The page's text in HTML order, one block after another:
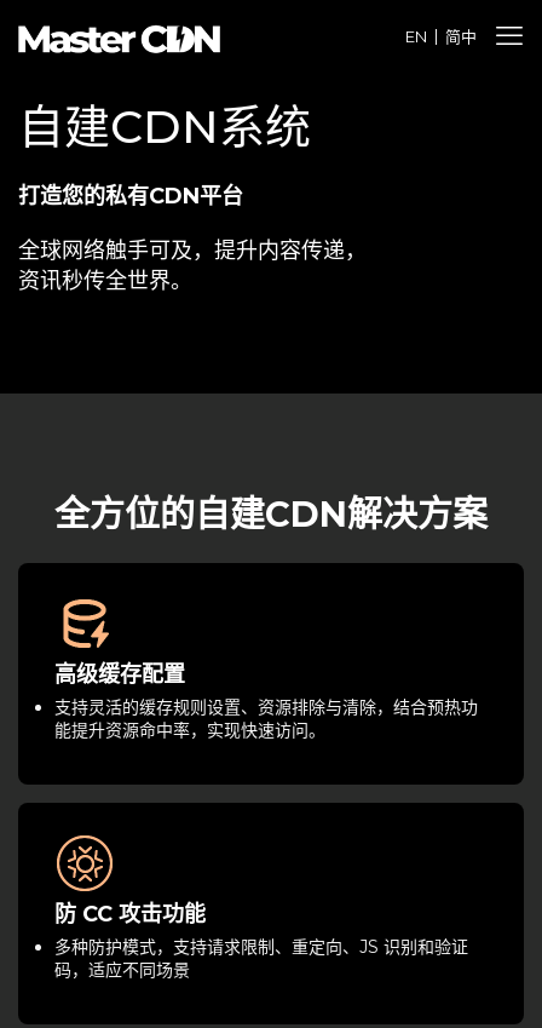
EN 简中
⾃建CDN系统
打造您的私有CDN平台
全球网络触手可及，提升内容传递，
资讯秒传全世界。
全方位的自建CDN解决方案
高级缓存配置
支持灵活的缓存规则设置、资源排除与清除，结合预热功
能提升资源命中率，实现快速访问。
防 CC 攻击功能
多种防护模式，支持请求限制、重定向、JS 识别和验证
码，适应不同场景